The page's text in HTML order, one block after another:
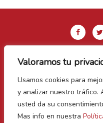
Valoramos tu
Usamos cookies para
y analizar nuestro tráfico.
usted da su
Mas info en nuestra
Aviso legal y